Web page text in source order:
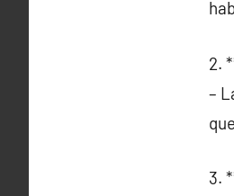
2.
–
3.